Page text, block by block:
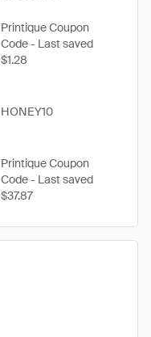
Printique Coupon
Code - Last saved
$1.28
HONEY10
Printique Coupon
Code - Last saved
$37.87